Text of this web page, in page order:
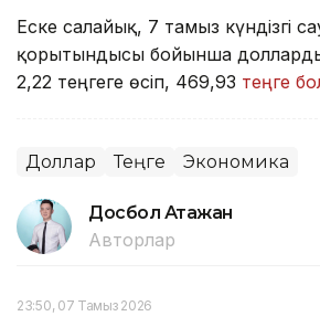
Еске салайық, 7 тамыз күндізгі
қорытындысы бойынша
2,22 теңгеге өсіп, 469,93 теңге
Доллар Теңге Экономика
Досбол Атажан
Авторлар
23:50, 07 Тамыз 2026